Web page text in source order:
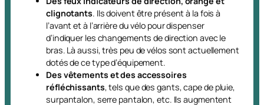
clignotants. Ils doivent être présent à la fois à
l’avant et à l’arrière du vélo pour dispenser
d’indiquer les changements de direction avec le
bras. Là aussi, très peu de vélos sont actuellement
dotés de ce type d’équipement.
Des vêtements et des accessoires
réfléchissants, tels que des gants, cape de pluie,
surpantalon, serre pantalon, etc. Ils augmentent